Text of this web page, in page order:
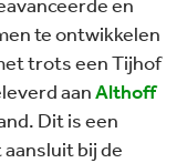
en
te ontwikkelen
trots een Tijhof
aanAlthoff
Dit is een
bij de